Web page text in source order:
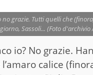
no grazie. Tutti quelli che
Sassoli... (Foto d'archivio
io? No grazie.
calice